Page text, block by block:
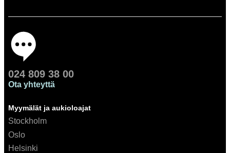
024 809 38 00
Ota yhteyttä
Myymälät ja aukioloajat
Stockholm
Oslo
Helsinki